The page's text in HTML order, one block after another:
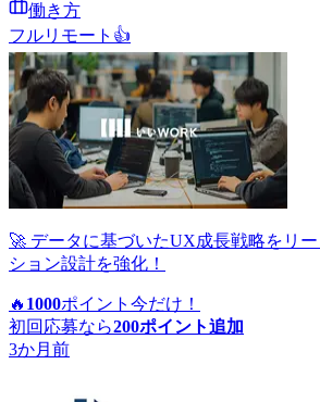
働き方
フルリモート 👍
🚀 データに基づいたUX成長戦略をリ
ション設計を強化！
🔥 1000ポイント 今だけ！
初回応募なら200ポイント追加
3か月前